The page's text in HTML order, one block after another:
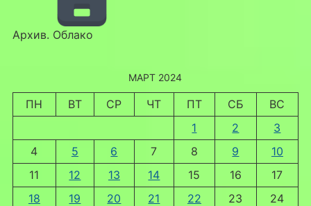
Архив. Облако
МАРТ 2024
ПН ВТ СР ЧТ ПТ СБ
ВС
1
2
3
4
5 6 7 8 9
10
11
12 13 14 15 16
17
18
19 20 21 22 23
24